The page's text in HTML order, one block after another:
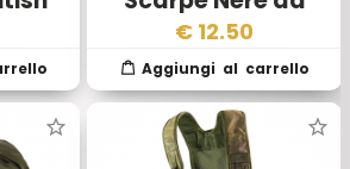
2
Donna in Cuoio
Esercito Inglese
€ 12.50